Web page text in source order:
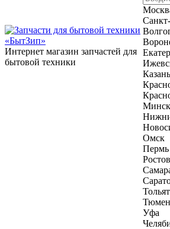
Интернет магазин запчастей для
бытовой техники
Казань
Минск
Омск
Пермь
Уфа